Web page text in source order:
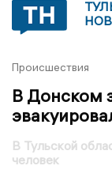
Происшествия
В Донском
В Тульской
человек